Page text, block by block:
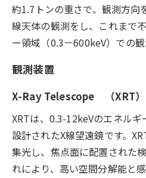
約1.7トンの重さで、観測方向
線天体の観測をし、これまで
ー領域（0.3－600keV）での観
観測装置
X-Ray Telescope （XRT）
XRTは、0.3-12keVのエネル
設計されたX線望遠鏡です。
集光し、焦点面に配置された
れにより、高い空間分解能と